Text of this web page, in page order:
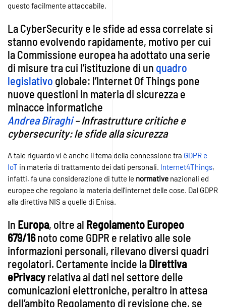
questo facilmente attaccabile.
La CyberSecurity e le sfide ad essa correlate si
stanno evolvendo rapidamente, motivo per cui
la Commissione europea ha adottato una serie
di misure tra cui l’istituzione di un quadro
legislativo globale: l’Internet Of Things pone
nuove questioni in materia di sicurezza e
minacce informatiche
Andrea Biraghi– Infrastrutture critiche e
cybersecurity: le sfide alla sicurezza
A tale riguardo vi è anche il tema della connessione tra GDPR e
IoT in materia di trattamento dei dati personali. Internet4Things,
infatti, fa una considerazione di tutte le normative nazionali ed
europee che regolano la materia dell’internet delle cose. Dal GDPR
alla direttiva NIS a quelle di Enisa.
In Europa, oltre al Regolamento Europeo
679/16noto come GDPR e relativo alle sole
informazioni personali, rilevano diversi quadri
regolatori. Certamente incide laDirettiva
ePrivacyrelativa ai dati nel settore delle
comunicazioni elettroniche, peraltro in attesa
dell’ambito Regolamento di revisione che, se